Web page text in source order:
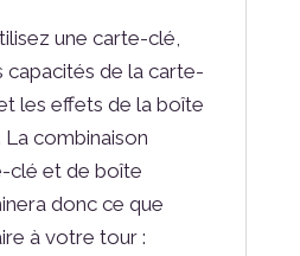
une carte-clé,
capacités de la carte-
les effets de la boîte
combinaison
clé et de boîte
donc ce que
à votre tour :